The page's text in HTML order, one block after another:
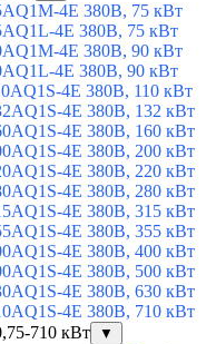
4E 380В, 75 кВт
4E 380В, 75 кВт
4E 380В, 90 кВт
4E 380В, 90 кВт
4E 380В, 110 кВт
4E 380В, 132 кВт
4E 380В, 160 кВт
4E 380В, 200 кВт
4E 380В, 220 кВт
4E 380В, 280 кВт
4E 380В, 315 кВт
4E 380В, 355 кВт
4E 380В, 400 кВт
4E 380В, 500 кВт
4E 380В, 630 кВт
4E 380В, 710 кВт
710 кВт
▼